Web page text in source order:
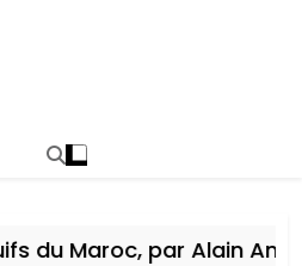
Maroc, par Alain Amiel